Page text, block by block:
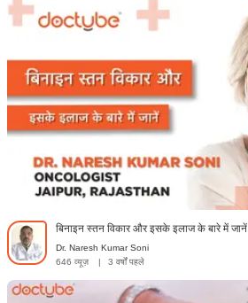
बिनाइन स्तन विकार और इसके इलाज के बारे में जानें
Dr. Naresh Kumar Soni
646 व्यूज़
| 3 वर्षों पहले